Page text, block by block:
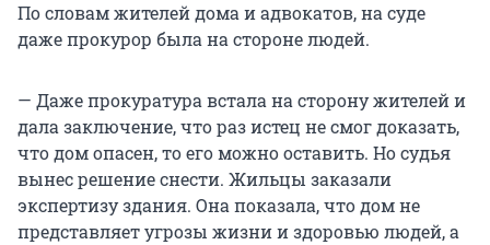
По словам жителей дома и адвокатов, на суде
даже прокурор была на стороне людей.
— Даже прокуратура встала на сторону жителей и
дала заключение, что раз истец не смог доказать,
что дом опасен, то его можно оставить. Но судья
вынес решение снести. Жильцы заказали
экспертизу здания. Она показала, что дом не
представляет угрозы жизни и здоровью людей, а